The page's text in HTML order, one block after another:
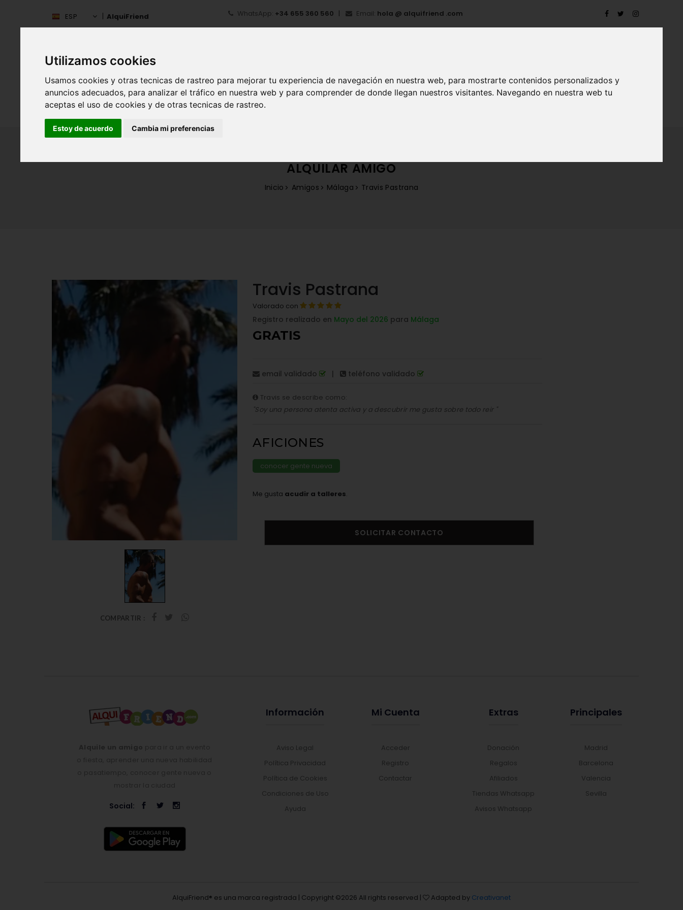
Utilizamos cookies
Usamos cookies y otras tecnicas de rastreo para mejorar tu experiencia de navegación en nuestra web, para mostrarte contenidos personalizados y
anuncios adecuados, para analizar el tráfico en nuestra web y para comprender de donde llegan nuestros visitantes. Navegando en nuestra web tu
aceptas el uso de cookies y de otras tecnicas de rastreo.
Estoy de acuerdo Cambia mi preferencias
ESP AlquiFriend WhatsApp: +34 655 360 560 Email: hola @ alquifriend .com
ESPAÑA INICIO ¿QUÉ ES ALQUIFRIEND?
ALQUILAR AMIGO
Inicio Amigos Málaga Travis Pastrana
COMPARTIR :
Travis Pastrana
Valorado con
Registro realizado en Mayo del 2026 para Málaga
GRATIS
email validado | teléfono validado
Travis se describe como:
"Soy una persona atenta activa y a descubrir me gusta sobre todo reir "
AFICIONES
conocer gente nueva
Me gusta acudir a talleres.
SOLICITAR CONTACTO
Social:
Información
Aviso Legal
Política Privacidad
Política de Cookies
Condiciones de Uso
Ayuda
Mi Cuenta
Acceder
Registro
Contactar
Extras
Donación
Regalos
Afiliados
Tiendas Whatsapp
Avisos Whatsapp
Principales
Madrid
Barcelona
Valencia
Sevilla
AlquiFriend® es una marca registrada | Copyright ©2026 All rights reserved | Adapted by Creativanet